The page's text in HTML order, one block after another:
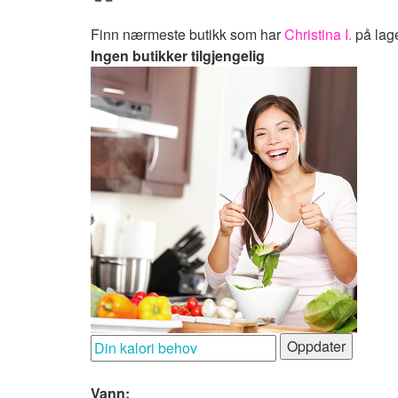
Finn nærmeste butikk som harChristina I. på
Ingen butikker tilgjengelig
Oppdater
Vann: